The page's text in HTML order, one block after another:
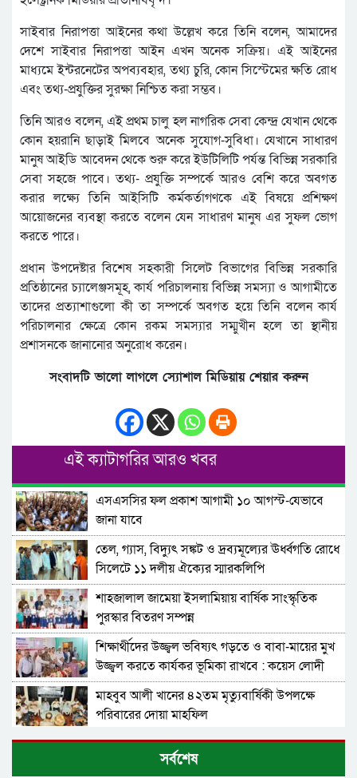
সাইবার নিরাপত্তা আইনের কথা উল্লেখ করে তিনি বলেন, আমাদের
দেশে সাইবার নিরাপত্তা আইন এখন অনেক সক্রিয়। এই আইনের
মাধ্যমে ইন্টরনেটের অপব্যবহার, তথ্য চুরি, কোন সিস্টেমের ক্ষতি রোধ
এবং তথ্য-প্রযুক্তির সুরক্ষা নিশ্চিত করা সম্ভব।
তিনি আরও বলেন, এই প্রথম চালু হল নাগরিক সেবা কেন্দ্র যেখান থেকে
কোন হয়রানি ছাড়াই মিলবে অনেক সুযোগ-সুবিধা। যেখানে সাধারণ
মানুষ আইডি আবেদন থেকে শুরু করে ইউটিলিটি পর্যন্ত বিভিন্ন সরকারি
সেবা সহজে পাবে। তথ্য- প্রযুক্তি সম্পর্কে আরও বেশি করে অবগত
করার লক্ষ্যে তিনি আইসিটি কর্মকর্তাগণকে এই বিষয়ে প্রশিক্ষণ
আয়োজনের ব্যবস্থা করতে বলেন যেন সাধারণ মানুষ এর সুফল ভোগ
করতে পারে।
প্রধান উপদেষ্টার বিশেষ সহকারী সিলেট বিভাগের বিভিন্ন সরকারি
প্রতিষ্ঠানের চ্যালেঞ্জসমূহ, কার্য পরিচালনায় বিভিন্ন সমস্যা ও আগামীতে
তাদের প্রত্যাশাগুলো কী তা সম্পর্কে অবগত হয়ে তিনি বলেন কার্য
পরিচালনার ক্ষেত্রে কোন রকম সমস্যার সম্মুখীন হলে তা স্থানীয়
প্রশাসনকে জানানোর অনুরোধ করেন।
সংবাদটি ভালো লাগলে স্যোশাল মিডিয়ায় শেয়ার করুন
এই ক্যাটাগরির আরও খবর
এসএসসির ফল প্রকাশ আগামী ১০ আগস্ট-যেভাবে
জানা যাবে
তেল, গ্যাস, বিদ্যুৎ সঙ্কট ও দ্রব্যমূল্যের ঊর্ধ্বগতি রোধে
সিলেটে ১১ দলীয় ঐক্যের স্মারকলিপি
শাহজালাল জামেয়া ইসলামিয়ায় বার্ষিক সাংস্কৃতিক
পুরস্কার বিতরণ সম্পন্ন
শিক্ষার্থীদের উজ্জ্বল ভবিষ্যৎ গড়তে ও বাবা-মায়ের মুখ
উজ্জ্বল করতে কার্যকর ভূমিকা রাখবে : কয়েস লোদী
মাহবুব আলী খানের ৪২তম মৃত্যুবার্ষিকী উপলক্ষে
পরিবারের দোয়া মাহফিল
১৮নং ওয়ার্ড বিএনপির উদ্যোগে মতবিনিময় ও উন্মুক্ত
আলোচনা সভা-মন্ত্রী খন্দকার মুক্তাদির
সর্বশেষ